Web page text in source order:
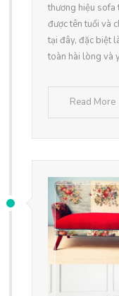
thương hiệu sofa
được tên tuổi và
tại đây, đặc biệt
toàn hài lòng và
Read More